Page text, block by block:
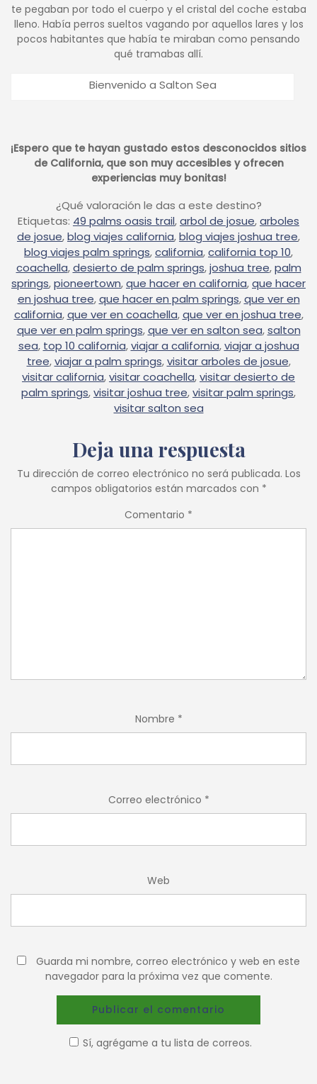
te pegaban por todo el cuerpo y el cristal del coche estaba
lleno. Había perros sueltos vagando por aquellos lares y los
pocos habitantes que había te miraban como pensando
qué tramabas allí.
Bienvenido a Salton Sea
¡Espero que te hayan gustado estos desconocidos sitios
de California, que son muy accesibles y ofrecen
experiencias muy bonitas!
¿Qué valoración le das a este destino?
Etiquetas: 49 palms oasis trail,arbol de josue,arboles
de josue,blog viajes california,blog viajes joshua tree,
blog viajes palm springs,california,california top 10,
coachella,desierto de palm springs,joshua tree,palm
springs,pioneertown,que hacer en california,que hacer
en joshua tree,que hacer en palm springs,que ver en
california,que ver en coachella,que ver en joshua tree,
que ver en palm springs,que ver en salton sea,salton
sea, top 10 california,viajar a california,viajar a joshua
tree,viajar a palm springs,visitar arboles de josue,
visitar california,visitar coachella,visitar desierto de
palm springs,visitar joshua tree,visitar palm springs,
visitar salton sea
Deja una respuesta
Tu dirección de correo electrónico no será publicada. Los
campos obligatorios están marcados con *
Comentario *
Nombre *
Correo electrónico *
Web
Guarda mi nombre, correo electrónico y web en este
navegador para la próxima vez que comente.
Sí, agrégame a tu lista de correos.